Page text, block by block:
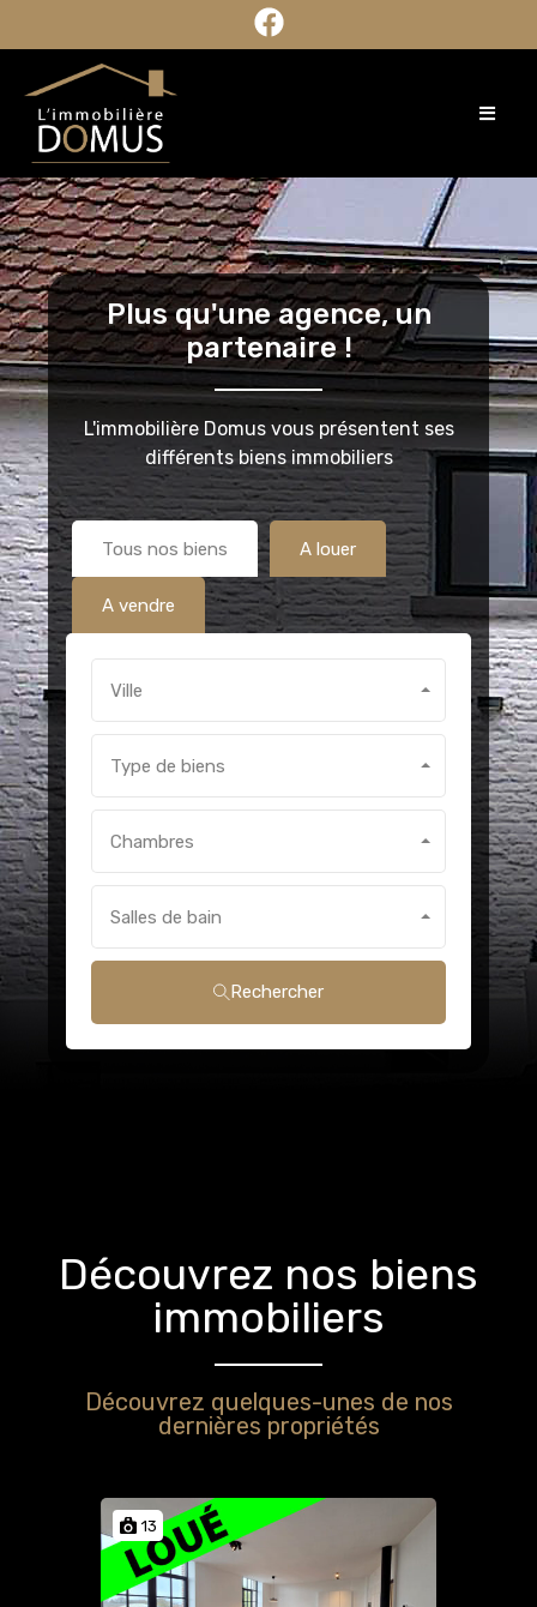
Plus qu'une agence, un
partenaire !
L'immobilière Domus vous présentent ses
différents biens immobiliers
Tous nos biens A louer
A vendre
Ville
Type de biens
Chambres
Salles de bain
Rechercher
Découvrez nos biens
immobiliers
Découvrez quelques-unes de nos
dernières propriétés
13